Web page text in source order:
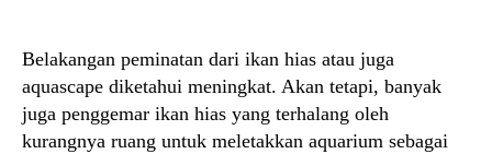
Belakangan peminatan dari ikan hias atau juga
aquascape diketahui meningkat. Akan tetapi, banyak
juga penggemar ikan hias yang terhalang oleh
kurangnya ruang untuk meletakkan aquarium sebagai